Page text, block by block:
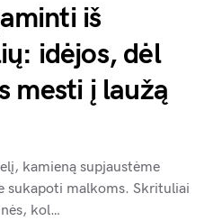
iš
idėjos, dėl
mesti į laužą
kamieną supjaustėme
sukapoti malkoms. Skrituliai
kol…